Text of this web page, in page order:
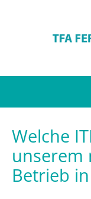
Welche
unserem
Betrieb